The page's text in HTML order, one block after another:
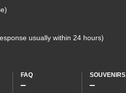
usually within 24 hours)
FAQ SOUVENIRS